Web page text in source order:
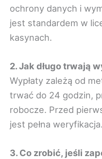
ochrony danych i
jest standardem w
kasynach.
2. Jak długo trwają
Wypłaty zależą od
trwać do 24 godzin,
robocze. Przed
jest pełna weryfikacja.
3. Co zrobić, jeśli